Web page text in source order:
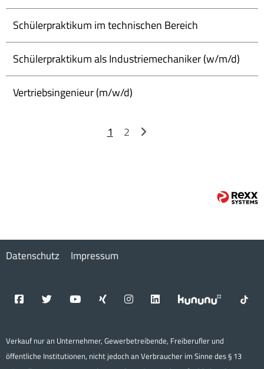
Schülerpraktikum im technischen Bereich
Schülerpraktikum als Industriemechaniker (w/m/d)
Vertriebsingenieur (m/w/d)
1 2
Datenschutz Impressum
Verkauf nur an Unternehmer, Gewerbetreibende, Freiberufler und
öffentliche Institutionen, nicht jedoch an Verbraucher im Sinne des § 13